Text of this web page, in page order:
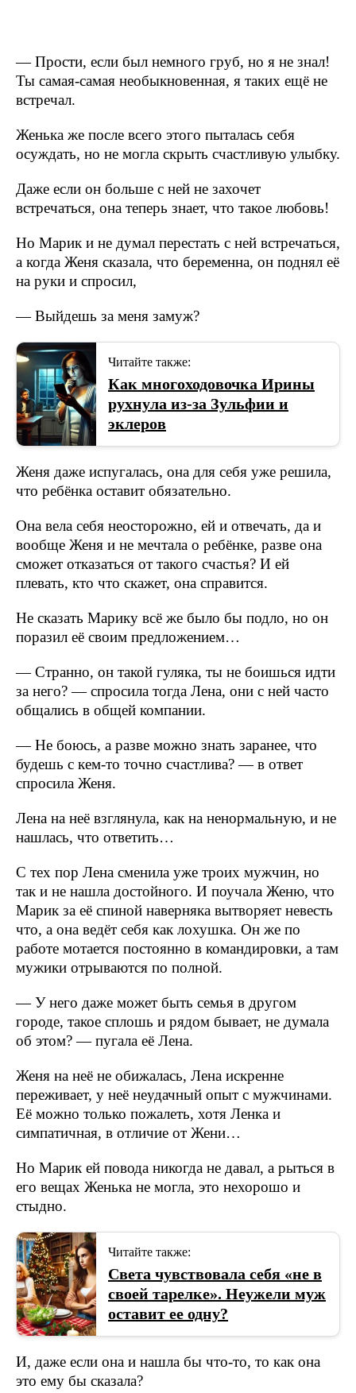
— Прости, если был немного груб, но я не знал!
Ты самая-самая необыкновенная, я таких ещё не
встречал.
Женька же после всего этого пыталась себя
осуждать, но не могла скрыть счастливую улыбку.
Даже если он больше с ней не захочет
встречаться, она теперь знает, что такое любовь!
Но Марик и не думал перестать с ней встречаться,
а когда Женя сказала, что беременна, он поднял её
на руки и спросил,
— Выйдешь за меня замуж?
Читайте также:
Как многоходовочка Ирины
рухнула из-за Зульфии и
эклеров
Женя даже испугалась, она для себя уже решила,
что ребёнка оставит обязательно.
Она вела себя неосторожно, ей и отвечать, да и
вообще Женя и не мечтала о ребёнке, разве она
сможет отказаться от такого счастья? И ей
плевать, кто что скажет, она справится.
Не сказать Марику всё же было бы подло, но он
поразил её своим предложением…
— Странно, он такой гуляка, ты не боишься идти
за него? — спросила тогда Лена, они с ней часто
общались в общей компании.
— Не боюсь, а разве можно знать заранее, что
будешь с кем-то точно счастлива? — в ответ
спросила Женя.
Лена на неё взглянула, как на ненормальную, и не
нашлась, что ответить…
С тех пор Лена сменила уже троих мужчин, но
так и не нашла достойного. И поучала Женю, что
Марик за её спиной наверняка вытворяет невесть
что, а она ведёт себя как лохушка. Он же по
работе мотается постоянно в командировки, а там
мужики отрываются по полной.
— У него даже может быть семья в другом
городе, такое сплошь и рядом бывает, не думала
об этом? — пугала её Лена.
Женя на неё не обижалась, Лена искренне
переживает, у неё неудачный опыт с мужчинами.
Её можно только пожалеть, хотя Ленка и
симпатичная, в отличие от Жени…
Но Марик ей повода никогда не давал, а рыться в
его вещах Женька не могла, это нехорошо и
стыдно.
Читайте также:
Света чувствовала себя «не в
своей тарелке». Неужели муж
оставит ее одну?
И, даже если она и нашла бы что-то, то как она
это ему бы сказала?